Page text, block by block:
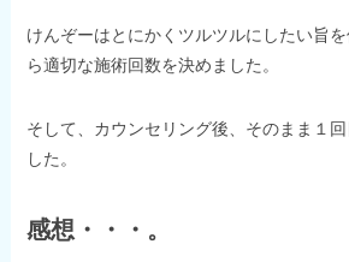
けんぞーはとにかくツルツルにしたい旨
ら適切な施術回数を決めました。
そして、カウンセリング後、そのまま１
した。
感想・・・。